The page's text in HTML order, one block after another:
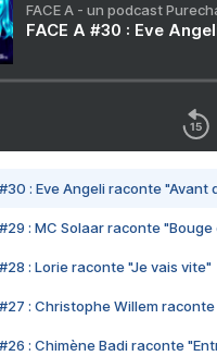
FACE A - un podcast
FACE A #30 : Eve
#30 : Eve Angeli raconte "Avant
#29 : MC Solaar raconte "Bouge
#28 : Lorie raconte "Je vais vite"
#27 : Christophe Willem
#26 : Chimène Badi raconte